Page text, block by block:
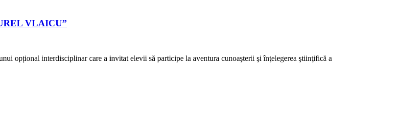
VLAICU”
opțional interdisciplinar care a invitat elevii să participe la aventura cunoaşterii şi înţelegerea ştiinţifică a